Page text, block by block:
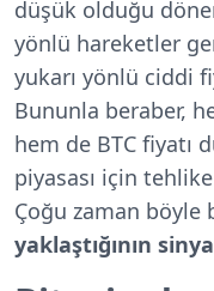
düşük olduğu
yönlü hareketler
yukarı yönlü ciddi
Bununla beraber,
hem de BTC fiyatı
piyasası için
Çoğu zaman böyle
yaklaştığının